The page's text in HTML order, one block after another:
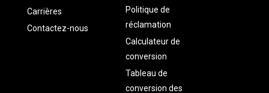
Carrières
Contactez-nous
Politique de
réclamation
Calculateur de
conversion
Tableau de
conversion des